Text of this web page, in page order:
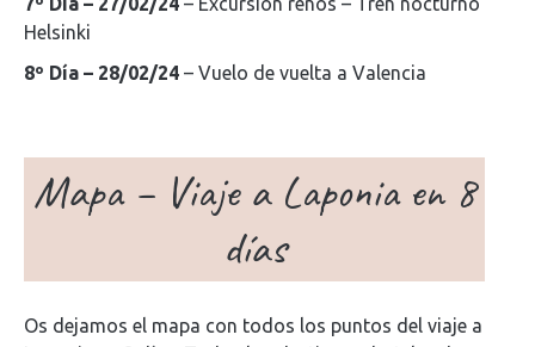
Helsinki
8º Día – 28/02/24 – Vuelo de vuelta a Valencia
Mapa – Viaje a Laponia en 8
días
Os dejamos el mapa con todos los puntos del viaje a